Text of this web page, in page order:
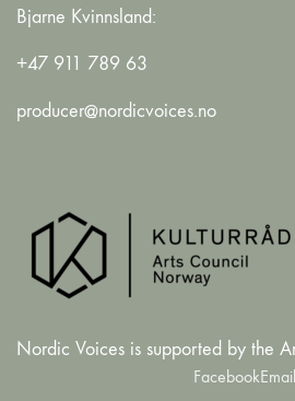
Bjarne Kvinnsland:
+47 911 789 63
producer@nordicvoices.no
Nordic Voices is supported by the
FacebookEmail